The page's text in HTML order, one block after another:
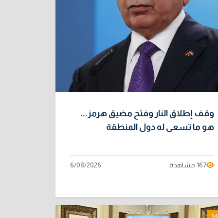
وقف إطلاق النار وفتح مضيق هرمز...
هو ما تسعى له دول المنطقة
167 مشاهدة 6/08/2026